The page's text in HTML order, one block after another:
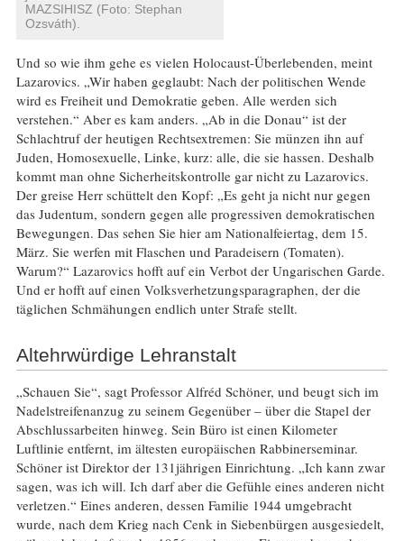
MAZSIHISZ (Foto: Stephan
Ozsváth).
Und so wie ihm gehe es vielen Holocaust-Überlebenden, meint
Lazarovics. „Wir haben geglaubt: Nach der politischen Wende
wird es Freiheit und Demokratie geben. Alle werden sich
verstehen.“ Aber es kam anders. „Ab in die Donau“ ist der
Schlachtruf der heutigen Rechtsextremen: Sie münzen ihn auf
Juden, Homosexuelle, Linke, kurz: alle, die sie hassen. Deshalb
kommt man ohne Sicherheitskontrolle gar nicht zu Lazarovics.
Der greise Herr schüttelt den Kopf: „Es geht ja nicht nur gegen
das Judentum, sondern gegen alle progressiven demokratischen
Bewegungen. Das sehen Sie hier am Nationalfeiertag, dem 15.
März. Sie werfen mit Flaschen und Paradeisern (Tomaten).
Warum?“ Lazarovics hofft auf ein Verbot der Ungarischen Garde.
Und er hofft auf einen Volksverhetzungsparagraphen, der die
täglichen Schmähungen endlich unter Strafe stellt.
Altehrwürdige Lehranstalt
„Schauen Sie“, sagt Professor Alfréd Schöner, und beugt sich im
Nadelstreifenanzug zu seinem Gegenüber – über die Stapel der
Abschlussarbeiten hinweg. Sein Büro ist einen Kilometer
Luftlinie entfernt, im ältesten europäischen Rabbinerseminar.
Schöner ist Direktor der 131jährigen Einrichtung. „Ich kann zwar
sagen, was ich will. Ich darf aber die Gefühle eines anderen nicht
verletzen.“ Eines anderen, dessen Familie 1944 umgebracht
wurde, nach dem Krieg nach Cenk in Siebenbürgen ausgesiedelt,